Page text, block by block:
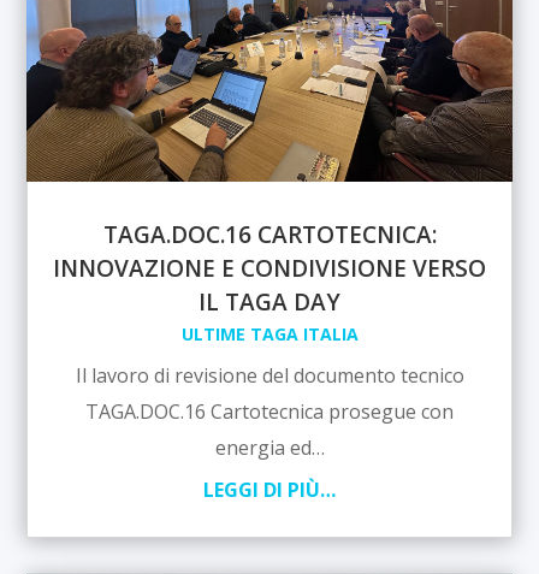
TAGA.DOC.16 CARTOTECNICA:
INNOVAZIONE E CONDIVISIONE VERSO
IL TAGA DAY
ULTIME TAGA ITALIA
Il lavoro di revisione del documento tecnico
TAGA.DOC.16 Cartotecnica prosegue con
energia ed…
LEGGI DI PIÙ…